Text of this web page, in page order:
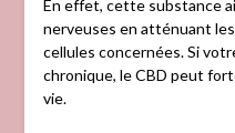
En effet, cette substance
nerveuses en atténuant
cellules concernées. Si
chronique, le CBD peut
vie.